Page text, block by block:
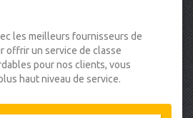
les meilleurs fournisseurs de
offrir un service de classe
pour nos clients, vous
haut niveau de service.